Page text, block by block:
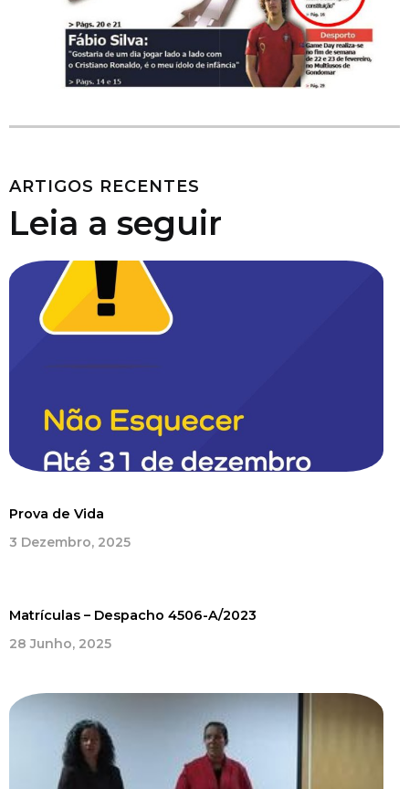
ARTIGOS RECENTES
Leia a seguir
Prova de Vida
3 Dezembro, 2025
Matrículas – Despacho 4506-A/2023
28 Junho, 2025